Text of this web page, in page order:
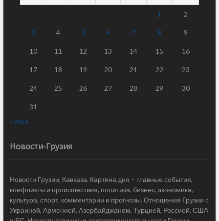
1 2
3 4 5 6 7 8 9
10 11 12 13 14 15 16
17 18 19 20 21 22 23
24 25 26 27 28 29 30
31
« Июл
Новости-Грузия
Новости Грузии, Кавказа. Картина дня – главные события,
конфликты и происшествия, политика, бизнес, экономика,
культура, спорт, комментарии и прогнозы. Отношения Грузии с
Украиной, Арменией, Азербайджаном, Турцией, Россией, США